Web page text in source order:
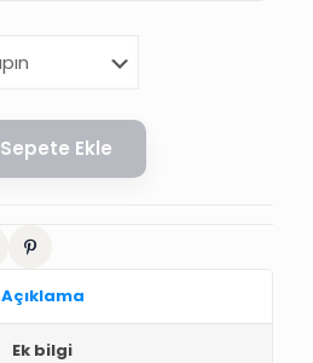
Sepete Ekle
Açıklama
Ek bilgi